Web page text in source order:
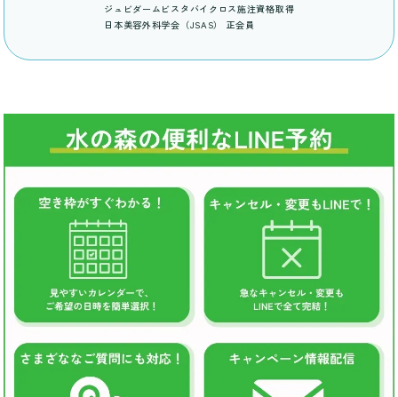
ジュビダームビスタバイクロス施注資格取得
日本美容外科学会（JSAS） 正会員